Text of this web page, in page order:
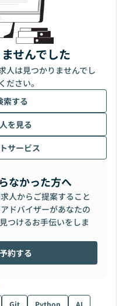
せんでした
人は見つかりませんでし
さい。
索する
を見る
サービス
なかった方へ
人からご提案すること
ドバイザーがあなたの
つけるお手伝いをしま
約する
Git Python
AI